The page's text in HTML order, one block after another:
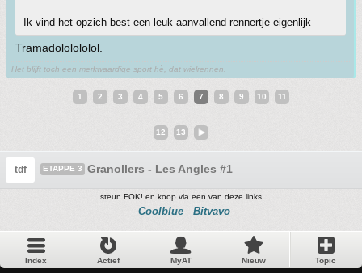
Ik vind het opzich best een leuk aanvallend rennertje eigenlijk
Tramadololololol.
Het blijft toch een merkwaardige sport hè, dat wielrennen.
1 2 3 4 5 6 7 8 9 10 11
12 13
tdf ETAPPE 3 Granollers - Les Angles #1
steun FOK! en koop via een van deze links
Coolblue Bitvavo
Index Actief MyAT Nieuw Topic